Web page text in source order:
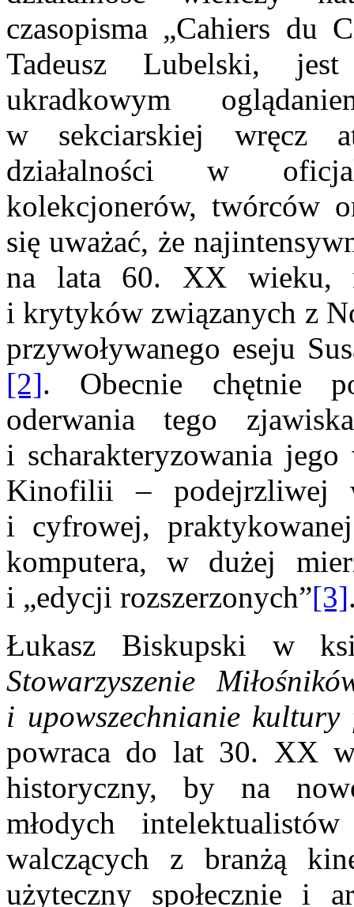
czasopisma „Cahiers du
Tadeusz Lubelski,
ukradkowym
w sekciarskiej wręcz
działalności w
kolekcjonerów, twórców
się uważać, że
na lata 60. XX wieku,
i krytyków związanych z
przywoływanego eseju
[2]. Obecnie chętnie
oderwania tego
i scharakteryzowania
Kinofilii – podejrzliwej
i cyfrowej,
komputera, w dużej
i „edycji rozszerzonych”[3]
Łukasz Biskupski w
Stowarzyszenie
i upowszechnianie
powraca do lat 30. XX
historyczny, by na
młodych
walczących z branżą
użyteczny społecznie i